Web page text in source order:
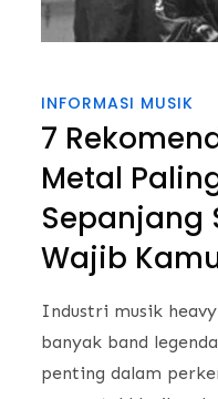
INFORMASI MUSIK
7
Metal
Sepanjang
Wajib
Industri musik
banyak band
penting dalam